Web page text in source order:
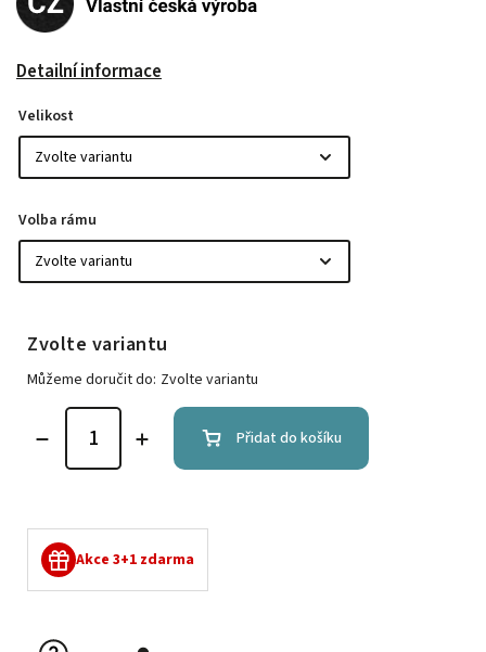
Detailní informace
Velikost
Volba rámu
Zvolte variantu
Můžeme doručit do: Zvolte variantu
Přidat do košíku
Akce 3+1 zdarma